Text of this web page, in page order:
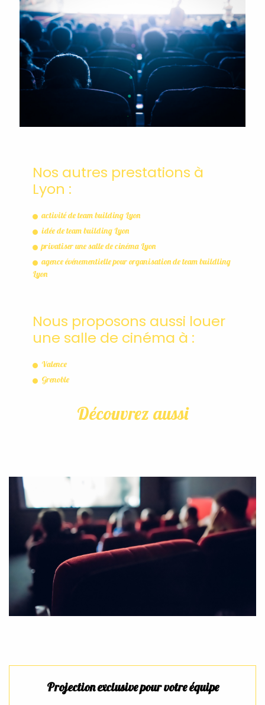
Nos autres prestations à
Lyon :
activité de team building Lyon
idée de team building Lyon
privatiser une salle de cinéma Lyon
agence événementielle pour organisation de team buildling
Lyon
Nous proposons aussi louer
une salle de cinéma à :
Valence
Grenoble
Découvrez aussi
Projection exclusive pour votre équipe